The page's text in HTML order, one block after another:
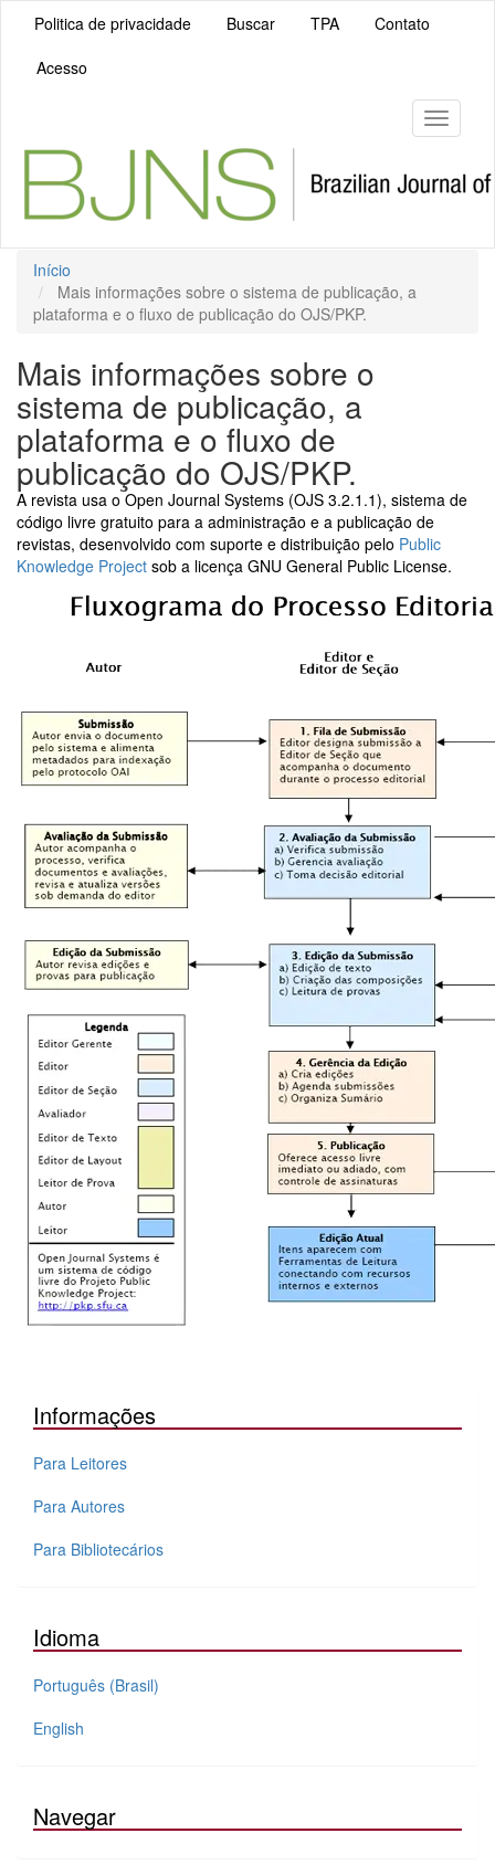
Principal
principal
Politica de privacidade Buscar TPA
Contato
Acesso
Toggle
Início
Mais informações sobre o sistema de publicação, a
plataforma e o fluxo de publicação do OJS/PKP.
Mais informações sobre o
sistema de publicação, a
plataforma e o fluxo de
publicação do OJS/PKP.
A revista usa o Open Journal Systems (OJS 3.2.1.1), sistema de
código livre gratuito para a administração e a publicação de
revistas, desenvolvido com suporte e distribuição pelo Public
Knowledge Project sob a licença GNU General Public License.
Informações
Para Leitores
Para Autores
Para Bibliotecários
Idioma
Português (Brasil)
English
Navegar